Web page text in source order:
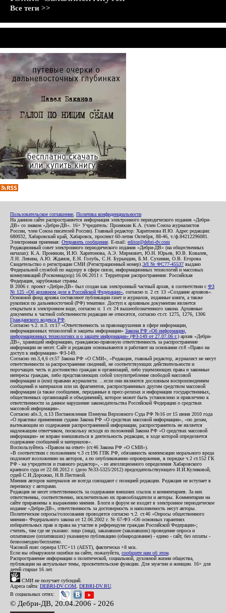
Все теги >>
Пользовательское соглашение Политика конфиденциальности
На данном сайте распространяется информация электронного периодического издания «Дебри-
ДВ» со знаком «Дебри-ДВ». 16+ Учредитель: Пронякин К.А. (член Союза журналистов
России, член Союза писателей России). Главный редактор: Харитонова И.Ю. Адрес редакции:
680032, Хабаровский край, Хабаровск, проспект 60-летия Октября, 88-46, т./ф.84212296081.
Электронная приемная: Отправить сообщение . E-mail: editor@debri-dv.com
Редакционный совет электронного периодического издания «Дебри-ДВ» (на общественных
началах): К.А. Пронякин, И.Ю. Харитонова, А.Э. Мирмович, Ю.Н. Юрьев, Ю.В. Ковалев,
Л.Н. Левина, А.Ю. Жданов, Е.Н. Голубь, С.Н. Бурындин, Б.М. Сухинин, О.В. Егорова
Свидетельство о регистрации СМИ (Регистрационный номер) ЭЛ № ФС77-45537 выдано
Федеральной службой по надзору в сфере связи, информационных технологий и массовых
коммуникаций (Роскомнадзор) 16.06.2011 г. Территория распространения: Российская
Федерация, зарубежные страны.
В 2006 г. проект «Дебри-ДВ» был создан как электронный частный архив, в соответствии с ФЗ
№ 125 «Об архивном деле в Российской Федерации» , согласно п. 2 ст. 13 «Создание архивов».
Основной фонд архива составляют публикации газет и журналов, изданные книги, а также
рукописи по дальневосточной (РФ) тематике. Доступ к архивным документам является
открытым в электронном виде, согласно п. 1 ст. 24 вышеобозначенного закона. Архивные
документы к частной собственности редакции не относятся, согласно ст.ст. 1275, 1276, 1306
Гражданского кодекса РФ
Согласно ч.2. п.3. ст.17 «Ответственность за правонарушения в сфере информации,
информационных технологий и защиты информации» Закона РФ «Об информации,
информационных технологиях и о защите информации» (ФЗ-149 от 27.07.06 г.) архив «Дебри-
ДВ», хранящий информацию, гражданско-правовую ответственность за распространение
информации не несет. Сайт и редакция основываются и работают на основании ст.8 «Право на
доступ к информации» ФЗ-149.
Согласно пп.3,4,6 ст.57 Закона РФ «О СМИ», «Редакция, главный редактор, журналист не несут
ответственности за распространение сведений, не соответствующих действительности и
порочащих честь и достоинство граждан и организаций, либо ущемляющих права и законные
интересы граждан, либо представляющих собой злоупотребление свободой массовой
информации и (или) правами журналиста: ...если они являются дословным воспроизведением
сообщений и материалов или их фрагментов, распространенных другим средством массовой
информации (а также сообщения, переданные в пресс-релизах и информация государственных,
общественных организаций и объединений), которое может быть установлено и привлечено к
ответственности за данное нарушение законодательства Российской Федерации о средствах
массовой информации».
Согласно абз.3, п.13 Постановления Пленума Верховного Суда РФ №16 от 15 июня 2010 года
«О практике применения судами Закона РФ «О средствах массовой информации», «по делам,
вытекающим из содержания распространенной информации, распространитель не является
надлежащим ответчиком, поскольку исходя из положений Закона РФ «О средствах массовой
информации» не вправе вмешиваться в деятельность редакции, в ходе которой определяется
содержание сообщений и материалов».
Воспользуйтесь «Правом на ответ» (ст.46 Закона РФ «О СМИ»).
«В соответствии с положением ч.3 ст.196 ГПК РФ, обязанность компенсации морального вреда
подлежит возложению на авторов, а по опубликованию опровержения, в порядке ч.2 ст.152 ГК
РФ - на учредителя и главного редактор», - из апелляционного определения Хабаровского
краевого суда от 22.08.2012 г. (дело №33-5325/2012) председательствующего И.И.Куликовой,
судей С.И.Дорожко, Н.В.Пестовой.
Мнения авторов материалов не всегда совпадают с позицией редакции. Редакция не вступает в
переписку с авторами.
Редакция не несет ответственность за содержание внешних ссылок и комментариев. За них
ответственны, соответственно, исключительно их правообладатели и авторы. Комментарии на
сайте приравнены к выражению мнения. Блоги и форум не входят в электронное периодическое
издание «Дебри-ДВ», ответственность за достоверность и наполняемость несут авторы.
Политические опросы/голосования проводятся согласно ч.2. ст.46 «Опросы общественного
мнения» Федерального закона от 12.06.2002 г. № 67-ФЗ «Об основных гарантиях
избирательных прав и права на участие в референдуме граждан Российской Федерации»;
считать, там где не указано: лицо (лица), заказавшее (заказавших) проведение опроса и
оплатившее (оплативших) указанную публикацию (обнародование) - едино - сайт, без оплаты -
безвозмездно/бесплатно.
Часовой пояс сервера UTC+11 (AEST), фактически +8 мск.
Если вы обнаружили ошибки на сайте, пожалуйста, сообщите нам об этом
Распространение информации о политической, социальной, духовной жизни общества,
публикации на актуальные темы, просветительские функции. Для мужчин и женщин. 16+ для
детей старше 16 лет.
СМИ не получает субсидий.
Адреса сайта: DEBRI-DV.COM DEBRI-DV.RU
В социальных сетях:
© Дебри-ДВ, 20.04.2006 - 2026